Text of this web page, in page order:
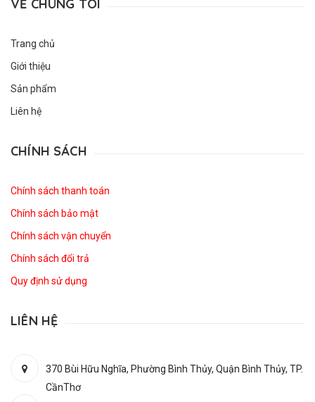
VỀ CHÚNG TÔI
Trang chủ
Giới thiệu
Sản phẩm
Liên hệ
CHÍNH SÁCH
Chính sách thanh toán
Chính sách bảo mật
Chính sách vận chuyển
Chính sách đổi trả
Quy định sử dụng
LIÊN HỆ
370 Bùi Hữu Nghĩa, Phường Bình Thủy, Quận Bình Thủy, TP.
CầnThơ